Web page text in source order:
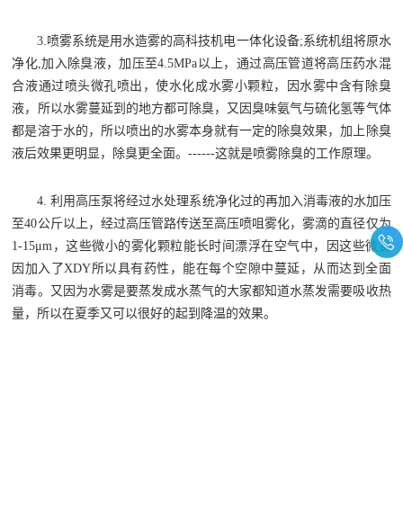
3.喷雾系统是用水造雾的高科技机电一体化设备;系统机组将原水
净化,加入除臭液，加压至4.5MPa以上，通过高压管道将高压药水混
合液通过喷头微孔喷出，使水化成水雾小颗粒，因水雾中含有除臭
液，所以水雾蔓延到的地方都可除臭，又因臭味氨气与硫化氢等气体
都是溶于水的，所以喷出的水雾本身就有一定的除臭效果，加上除臭
液后效果更明显，除臭更全面。------这就是喷雾除臭的工作原理。
4.利用高压泵将经过水处理系统净化过的再加入消毒液的水加压
至40公斤以上，经过高压管路传送至高压喷咀雾化，雾滴的直径仅为
1-15μm，这些微小的雾化颗粒能长时间漂浮在空气中，因这些微雾
因加入了XDY所以具有药性，能在每个空隙中蔓延，从而达到全面
消毒。又因为水雾是要蒸发成水蒸气的大家都知道水蒸发需要吸收热
量，所以在夏季又可以很好的起到降温的效果。